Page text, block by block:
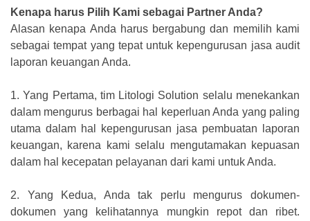
Kenapa harus Pilih Kami sebagai Partner Anda?
Alasan kenapa Anda harus bergabung dan memilih kami
sebagai tempat yang tepat untuk kepengurusan jasa audit
laporan keuangan Anda.
1. Yang Pertama, tim Litologi Solution selalu menekankan
dalam mengurus berbagai hal keperluan Anda yang paling
utama dalam hal kepengurusan jasa pembuatan laporan
keuangan, karena kami selalu mengutamakan kepuasan
dalam hal kecepatan pelayanan dari kami untuk Anda.
2.
Yang Kedua, Anda tak perlu mengurus dokumen-
dokumen yang kelihatannya mungkin repot dan ribet.